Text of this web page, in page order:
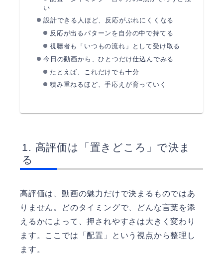
い
設計できる人ほど、反応がぶれにくくなる
反応が出るパターンを自分の中で持てる
視聴者も「いつもの流れ」として受け取る
今日の動画から、ひとつだけ仕込んでみる
たとえば、これだけでも十分
積み重ねるほど、手応えが育っていく
高評価は「置きどころ」で決ま
る
高評価は、動画の魅力だけで決まるものではあ
りません。どのタイミングで、どんな言葉を添
えるかによって、押されやすさは大きく変わり
ます。ここでは「配置」という視点から整理し
ます。